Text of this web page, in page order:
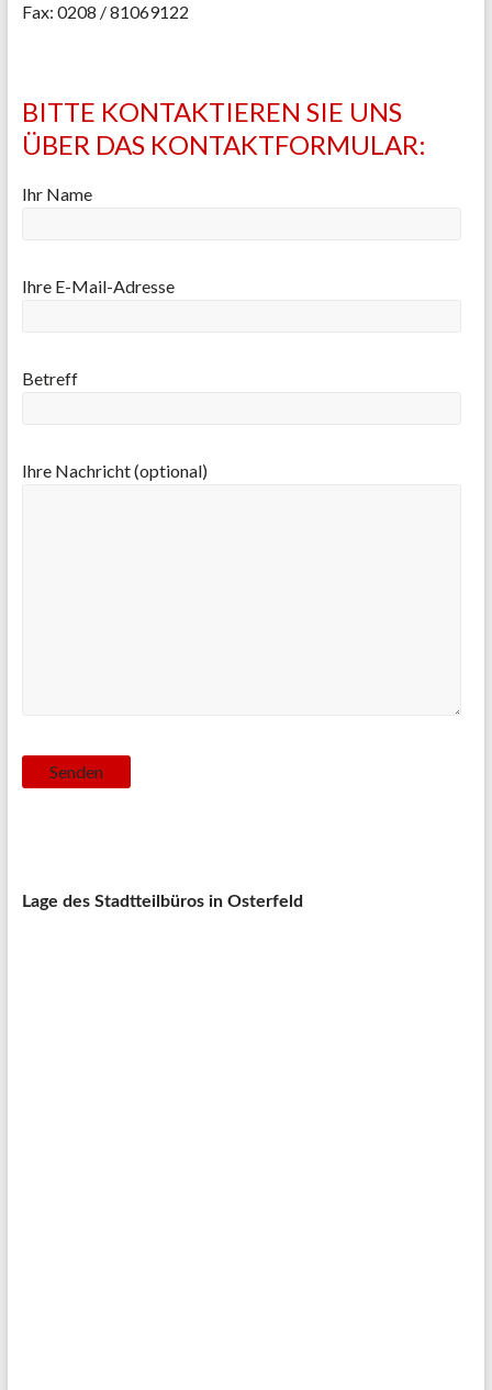
Fax: 0208 / 81069122
BITTE KONTAKTIEREN SIE UNS
ÜBER DAS KONTAKTFORMULAR:
Ihr Name
Ihre E-Mail-Adresse
Betreff
Ihre Nachricht (optional)
Lage des Stadtteilbüros in Osterfeld